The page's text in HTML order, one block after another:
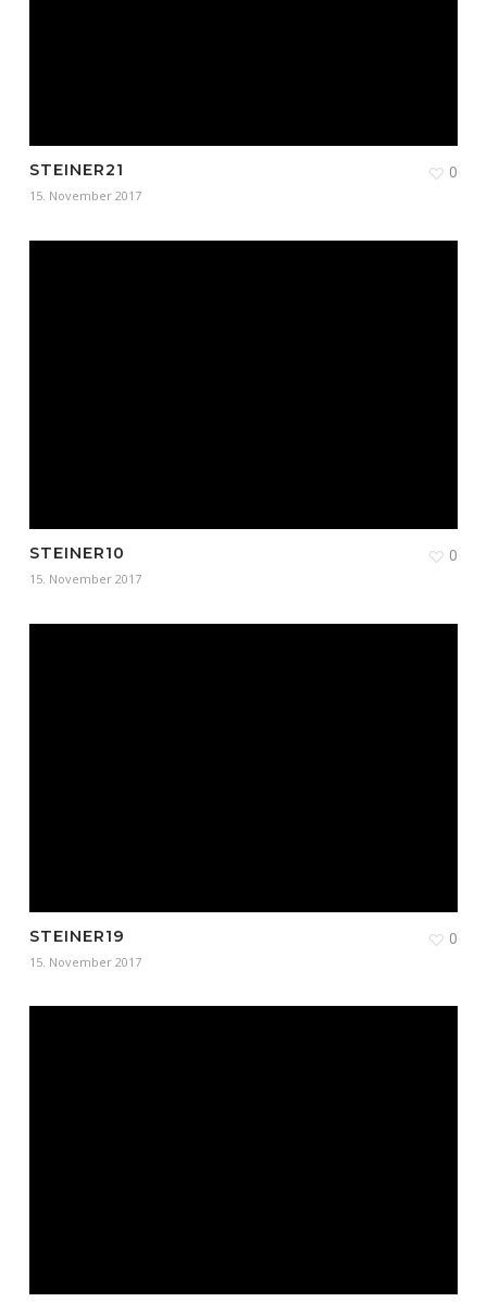
STEINER21
15. November 2017
0
STEINER10
15. November 2017
0
STEINER19
15. November 2017
0